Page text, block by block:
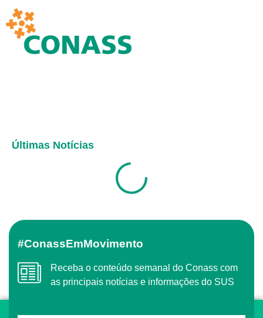
Últimas Notícias
#ConassEmMovimento
Receba o conteúdo semanal do Conass com
as principais notícias e informações do SUS